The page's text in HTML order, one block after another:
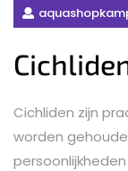
Cichliden zijn
worden